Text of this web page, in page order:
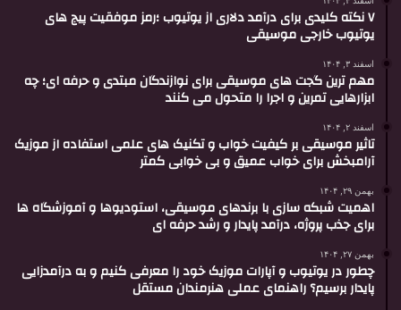
۷ نکته کلیدی برای درآمد دلاری از یوتیوب ؛رمز موفقیت پیج های
یوتیوب خارجی موسیقی
اسفند ۳, ۱۴۰۴
مهم ترین گجت های موسیقی برای نوازندگان مبتدی و حرفه ای؛ چه
ابزارهایی تمرین و اجرا را متحول می کنند
اسفند ۲, ۱۴۰۴
تاثیر موسیقی بر کیفیت خواب و تکنیک های علمی استفاده از موزیک
آرامبخش برای خواب عمیق و بی خوابی کمتر
بهمن ۲۹, ۱۴۰۴
اهمیت شبکه سازی با برندهای موسیقی، استودیوها و آموزشگاه ها
برای جذب پروژه، درآمد پایدار و رشد حرفه ای
بهمن ۲۷, ۱۴۰۴
چطور در یوتیوب و آپارات موزیک خود را معرفی کنیم و به درآمدزایی
پایدار برسیم؟ راهنمای عملی هنرمندان مستقل